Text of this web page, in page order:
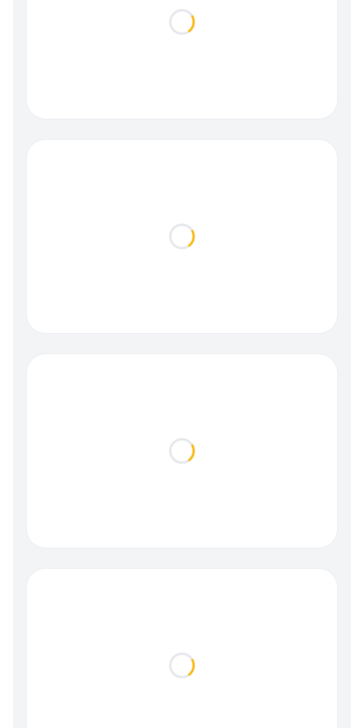
Loading...
Loading...
Loading...
Loading...